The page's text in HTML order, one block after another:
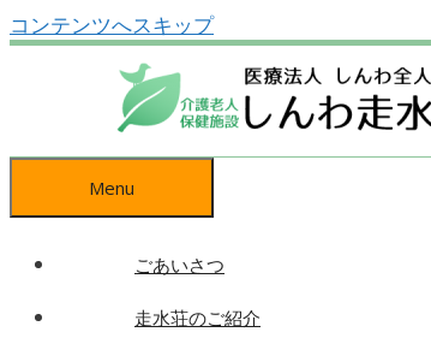
コンテンツへスキップ
Menu
ごあいさつ
走水荘のご紹介